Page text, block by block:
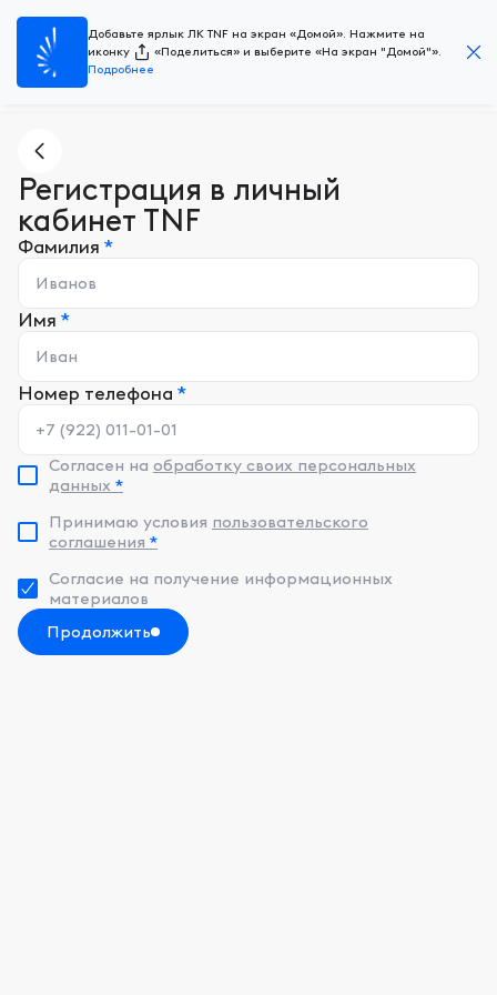
Добавьте ярлык ЛК TNF на экран «Домой». Нажмите на
иконку
«Поделиться» и выберите «На экран "Домой"».
Подробнее
Регистрация в личный
кабинет TNF
Фамилия *
Имя *
Номер телефона *
Согласен на обработку своих персональных
данных *
Принимаю условия пользовательского
соглашения *
Согласие на получение информационных
материалов
Продолжить